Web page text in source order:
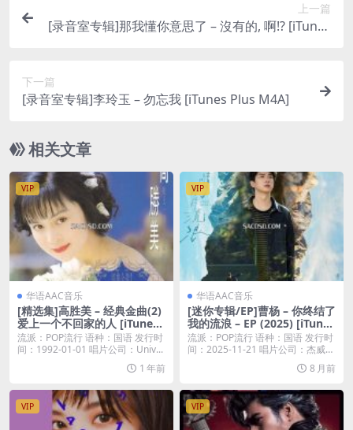
上一篇
[录音室专辑]那我懂你意思了 – 沒有的, 啊!? [iTunes
下一篇
[录音室专辑]李玲玉 – 勿忘我 [iTunes Plus M4A]
相关文章
VIP
华语AAC音乐
[精选集]高胜美 – 经典金曲(2)
爱上一个不回家的人 [iTunes
Plus M4A]
流派：POP流行 语种：国语 发行时
间：1992-01-01 唱片公司：Univ...
1 年前
VIP
华语AAC音乐
[迷你专辑/EP]曹杨 – 你终结了
我的流浪 – EP (2025) [iTunes
Plus M4A]
流派：POP流行 语种：国语 发行时
间：2025-11-21 唱片公司：杰威尔
8 月前
VIP VIP